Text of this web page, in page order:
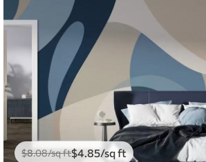
$8.08/sq ft$4.85/sq ft